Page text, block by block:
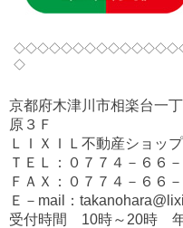
◇
京都府木津川市相楽台一
原３Ｆ
ＬＩＸＩＬ不動産ショッ
ＴＥＬ：０７７４－６６－
ＦＡＸ：０７７４－６６
Ｅ－mail：
受付時間 10時～20時